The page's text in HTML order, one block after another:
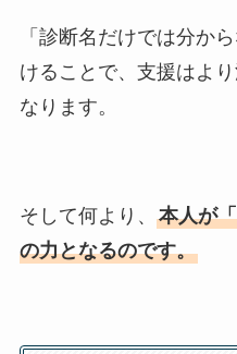
「診断名だけでは分か
けることで、支援はよ
なります。
そして何より、 本人が
の力となるのです。